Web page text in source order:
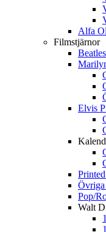
Alfa
Filmstjärnor
Beatles
Elvis
Pop/
Walt